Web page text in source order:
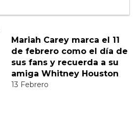
Mariah Carey marca el 11
de febrero como el día de
sus fans y recuerda a su
amiga Whitney Houston
13 Febrero